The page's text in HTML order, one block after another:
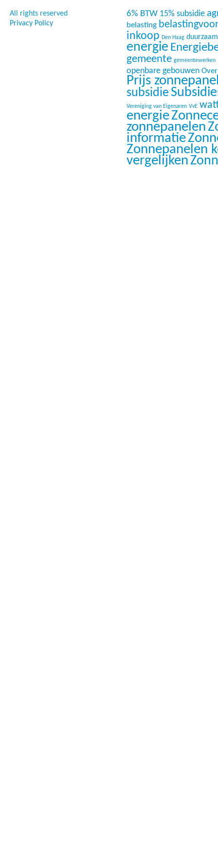
All rights reserved
Privacy Policy
6% BTW 15% subsidie
belasting
inkoop Den Haag
energie
gemeente gemeentewerken
openbare gebouwen
Prijs
subsidie
Vereniging van Eigenaren VvE
energie
zonnepanelen
informatie
Zonnepanelen
vergelijken